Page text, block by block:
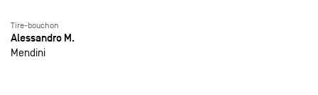
Tire-bouchon
Alessandro M.
Mendini